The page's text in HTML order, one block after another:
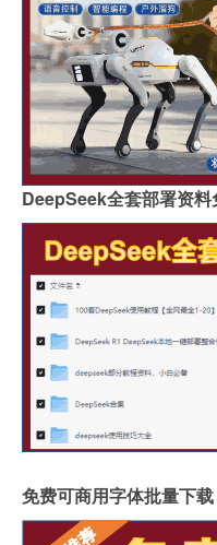
DeepSeek全套部署资料
免费可商用字体批量下载